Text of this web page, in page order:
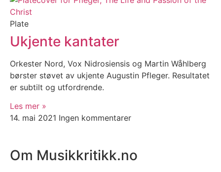
Plate
Ukjente kantater
Orkester Nord, Vox Nidrosiensis og Martin Wåhlberg
børster støvet av ukjente Augustin Pfleger. Resultatet
er subtilt og utfordrende.
Les mer »
14. mai 2021 Ingen kommentarer
Om Musikkritikk.no